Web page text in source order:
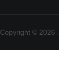
Copyright © 2026